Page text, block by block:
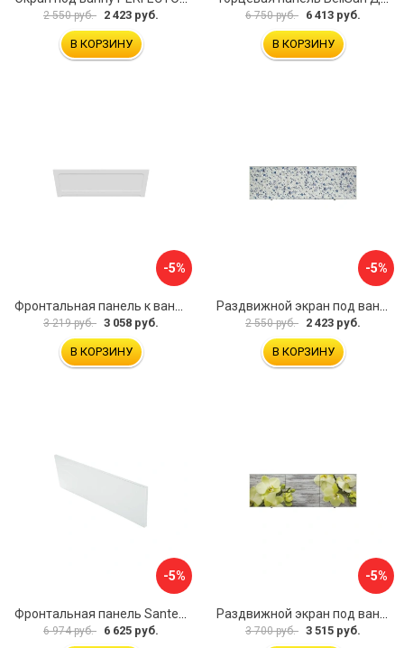
2 550 руб. 2 423 руб.
В КОРЗИНУ
6 750 руб. 6 413 руб.
В КОРЗИНУ
-5%
3 219 руб. 3 058 руб.
В КОРЗИНУ
-5%
2 550 руб. 2 423 руб.
В КОРЗИНУ
-5%
6 974 руб. 6 625 руб.
-5%
3 700 руб. 3 515 руб.